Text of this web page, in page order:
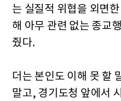
는 실질적 위협을 외면
해 아무 관련 없는 종교
줬다.
더는 본인도 이해 못 할
말고, 경기도청 앞에서